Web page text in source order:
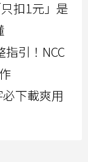
扣1元」是
引！NCC
下載爽用